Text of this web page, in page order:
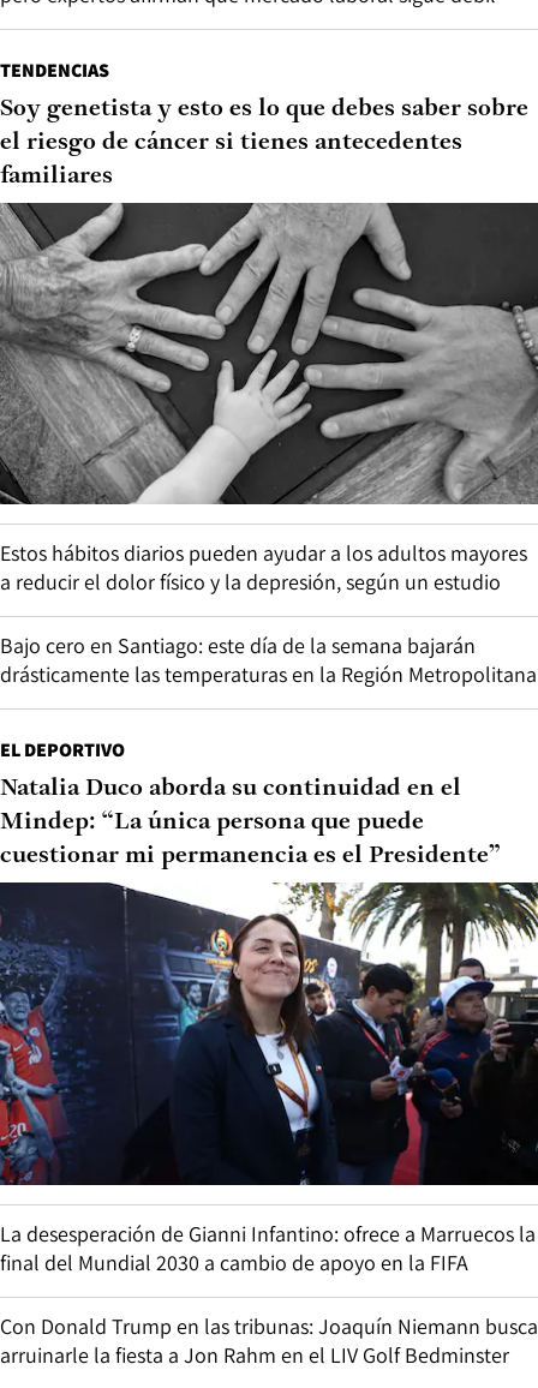
TENDENCIAS
Soy genetista y esto es lo que debes saber sobre
el riesgo de cáncer si tienes antecedentes
familiares
Estos hábitos diarios pueden ayudar a los adultos mayores
a reducir el dolor físico y la depresión, según un estudio
Bajo cero en Santiago: este día de la semana bajarán
drásticamente las temperaturas en la Región Metropolitana
EL DEPORTIVO
Natalia Duco aborda su continuidad en el
Mindep: “La única persona que puede
cuestionar mi permanencia es el Presidente”
La desesperación de Gianni Infantino: ofrece a Marruecos la
final del Mundial 2030 a cambio de apoyo en la FIFA
Con Donald Trump en las tribunas: Joaquín Niemann busca
arruinarle la fiesta a Jon Rahm en el LIV Golf Bedminster